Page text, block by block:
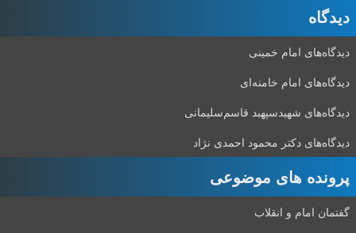
دیدگاه‌
دیدگاه‌های امام خمینی
دیدگاه‌های امام خامنه‌ای
دیدگاه‌های شهید‌سپهبد قاسم‌سلیمانی
دیدگاه‌های دکتر محمود احمدی نژاد
پرونده های موضوعی
گفتمان امام و انقلاب